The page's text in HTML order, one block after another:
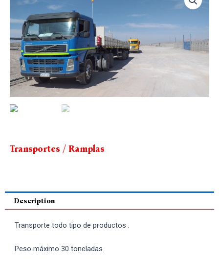
Transportes / Ramplas
Description
Transporte todo tipo de productos .
Peso máximo 30 toneladas.